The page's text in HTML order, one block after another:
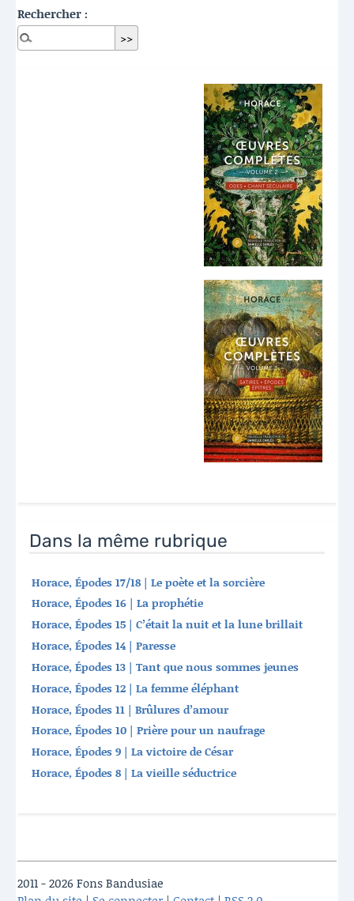
Rechercher :
Dernières publications
Dans la même rubrique
Horace, Épodes 17/18 | Le poète et la sorcière
Horace, Épodes 16 | La prophétie
Horace, Épodes 15 | C’était la nuit et la lune brillait
Horace, Épodes 14 | Paresse
Horace, Épodes 13 | Tant que nous sommes jeunes
Horace, Épodes 12 | La femme éléphant
Horace, Épodes 11 | Brûlures d’amour
Horace, Épodes 10 | Prière pour un naufrage
Horace, Épodes 9 | La victoire de César
Horace, Épodes 8 | La vieille séductrice
2011 - 2026 Fons Bandusiae